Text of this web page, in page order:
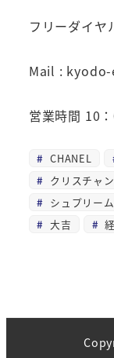
フリーダイ
Mail :
営業時間 10
CHANEL
クリスチャ
シュプリーム
大吉